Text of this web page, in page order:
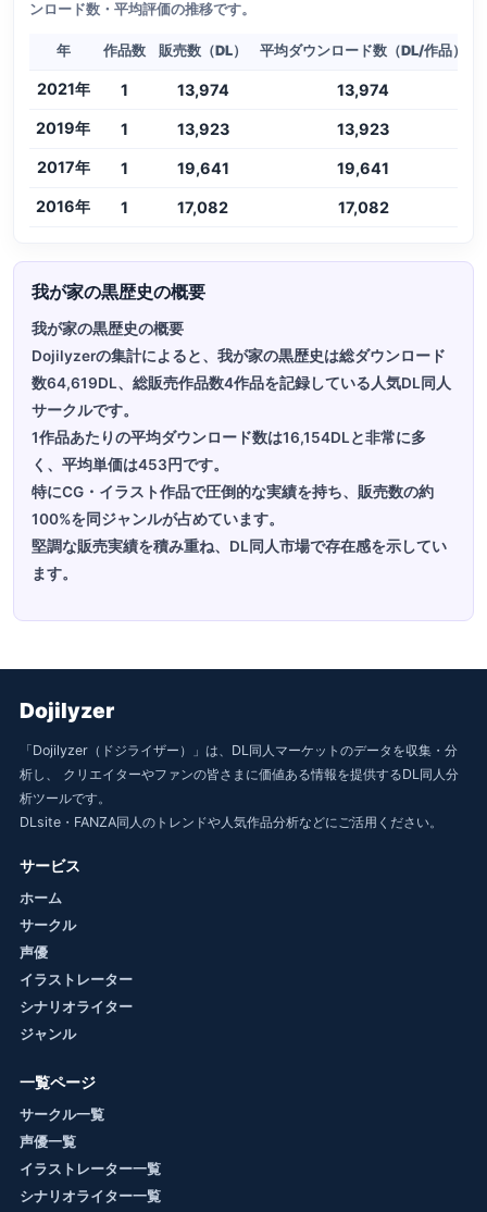
ンロード数・平均評価の推移です。
年 作品数 販売数（DL） 平均ダウンロード数（DL/作品）
2021年 1 13,974 13,974
2019年 1 13,923 13,923
2017年 1 19,641 19,641
2016年 1 17,082 17,082
我が家の黒歴史の概要
我が家の黒歴史の概要
Dojilyzerの集計によると、我が家の黒歴史は総ダウンロード
数64,619DL、総販売作品数4作品を記録している人気DL同人
サークルです。
1作品あたりの平均ダウンロード数は16,154DLと非常に多
く、平均単価は453円です。
特にCG・イラスト作品で圧倒的な実績を持ち、販売数の約
100%を同ジャンルが占めています。
堅調な販売実績を積み重ね、DL同人市場で存在感を示してい
ます。
Dojilyzer
「Dojilyzer（ドジライザー）」は、DL同人マーケットのデータを収集・分
析し、 クリエイターやファンの皆さまに価値ある情報を提供するDL同人分
析ツールです。
DLsite・FANZA同人のトレンドや人気作品分析などにご活用ください。
サービス
ホーム
サークル
声優
イラストレーター
シナリオライター
ジャンル
一覧ページ
サークル一覧
声優一覧
イラストレーター一覧
シナリオライター一覧